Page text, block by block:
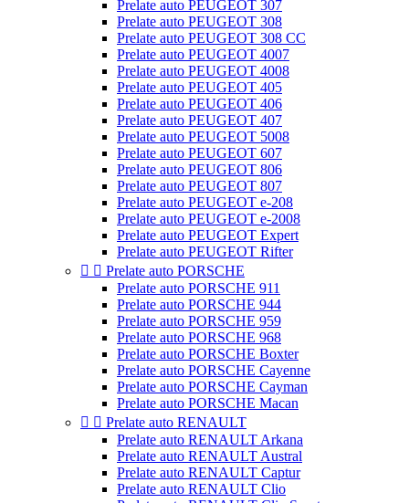
Prelate auto PEUGEOT 307
Prelate auto PEUGEOT 308
Prelate auto PEUGEOT 308 CC
Prelate auto PEUGEOT 4007
Prelate auto PEUGEOT 4008
Prelate auto PEUGEOT 405
Prelate auto PEUGEOT 406
Prelate auto PEUGEOT 407
Prelate auto PEUGEOT 5008
Prelate auto PEUGEOT 607
Prelate auto PEUGEOT 806
Prelate auto PEUGEOT 807
Prelate auto PEUGEOT e-208
Prelate auto PEUGEOT e-2008
Prelate auto PEUGEOT Expert
Prelate auto PEUGEOT Rifter
  Prelate auto PORSCHE
Prelate auto PORSCHE 911
Prelate auto PORSCHE 944
Prelate auto PORSCHE 959
Prelate auto PORSCHE 968
Prelate auto PORSCHE Boxter
Prelate auto PORSCHE Cayenne
Prelate auto PORSCHE Cayman
Prelate auto PORSCHE Macan
  Prelate auto RENAULT
Prelate auto RENAULT Arkana
Prelate auto RENAULT Austral
Prelate auto RENAULT Captur
Prelate auto RENAULT Clio